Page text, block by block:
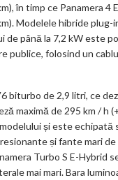
în timp ce Panamera
Modelele hibride
până la 7,2 kW este
publice, folosind un
biturbo de 2,9 litri, ce
maximă de 295 km / h
și este
și fante mari
Turbo S E-Hybrid
mai mari. Bara